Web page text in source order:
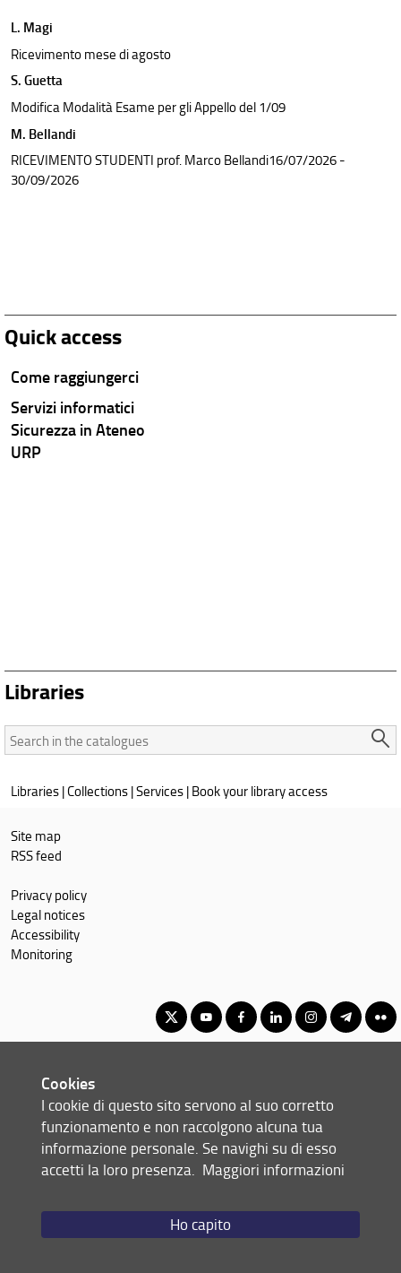
L. Magi
Ricevimento mese di agosto
S. Guetta
Modifica Modalità Esame per gli Appello del 1/09
M. Bellandi
RICEVIMENTO STUDENTI prof. Marco Bellandi16/07/2026 -
30/09/2026
Quick access
Come raggiungerci
Servizi informatici
Sicurezza in Ateneo
URP
Libraries
Search
in
catalogues:
Libraries|Collections|Services|Book your library access
Site map
RSS feed
Privacy policy
Legal notices
Accessibility
Monitoring
© Copyright 2012-2026 Università degli Studi di Firenze UNIFI
P.IVA/Cod.Fis 01279680480
Via delle Pandette, 32 - 50127 Firenze (FI)
Email:
Cookies
I cookie di questo sito servono al suo corretto
funzionamento e non raccolgono alcuna tua
informazione personale. Se navighi su di esso
accetti la loro presenza. Maggiori informazioni
Ho capito